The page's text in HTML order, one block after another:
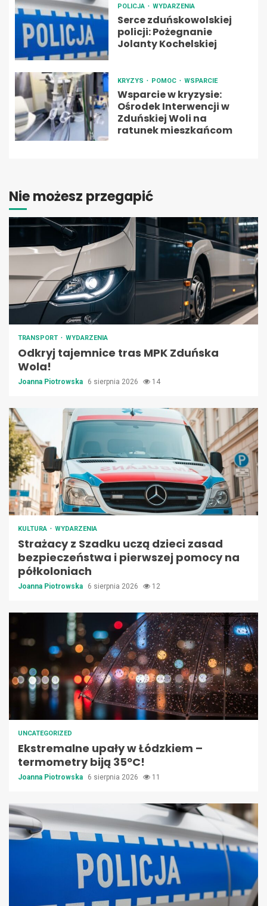
POLICJA WYDARZENIA
Serce zduńskowolskiej
policji: Pożegnanie
Jolanty Kochelskiej
KRYZYS POMOC WSPARCIE
Wsparcie w kryzysie:
Ośrodek Interwencji w
Zduńskiej Woli na
ratunek mieszkańcom
Nie możesz przegapić
TRANSPORT WYDARZENIA
Odkryj tajemnice tras MPK Zduńska
Wola!
Joanna Piotrowska 6 sierpnia 2026 14
KULTURA WYDARZENIA
Strażacy z Szadku uczą dzieci zasad
bezpieczeństwa i pierwszej pomocy na
półkoloniach
Joanna Piotrowska 6 sierpnia 2026 12
UNCATEGORIZED
Ekstremalne upały w Łódzkiem –
termometry biją 35ºC!
Joanna Piotrowska 6 sierpnia 2026 11